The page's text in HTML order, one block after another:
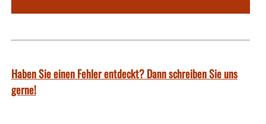
Haben Sie einen Fehler entdeckt? Dann schreiben Sie uns
gerne!